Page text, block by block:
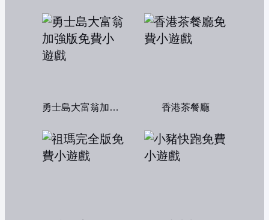
勇士島大富翁加強版 香港茶餐廳